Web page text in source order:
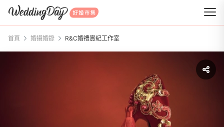
WeddingDay 好婚市集
首頁 婚攝婚錄 R&C婚禮實紀工作室